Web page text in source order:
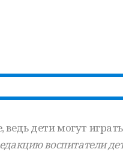
дети могут
воспитатели